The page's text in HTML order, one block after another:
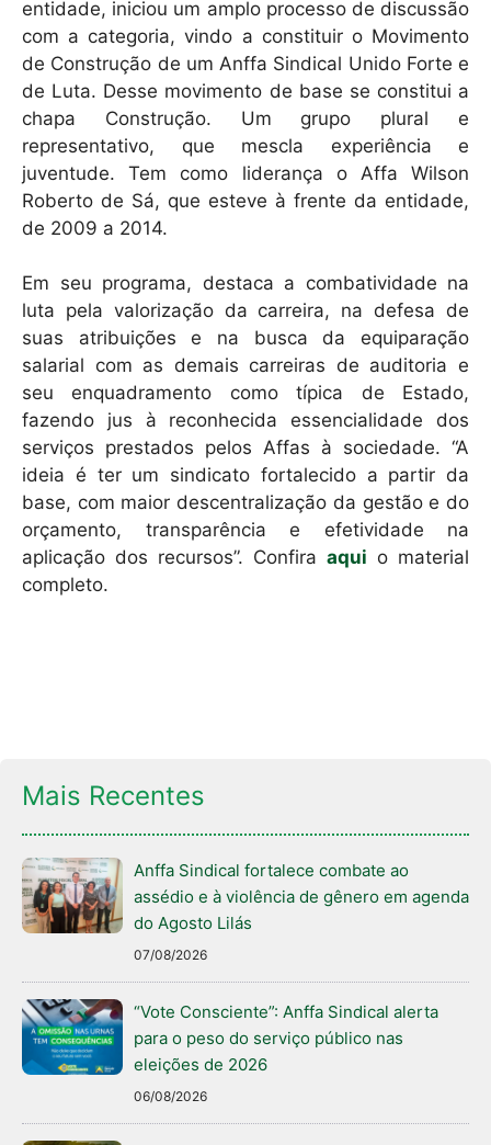
entidade, iniciou um amplo processo de discussão
com a categoria, vindo a constituir o Movimento
de Construção de um Anffa Sindical Unido Forte e
de Luta. Desse movimento de base se constitui a
chapa Construção. Um grupo plural e
representativo, que mescla experiência e
juventude. Tem como liderança o Affa Wilson
Roberto de Sá, que esteve à frente da entidade,
de 2009 a 2014.
Em seu programa, destaca a combatividade na
luta pela valorização da carreira, na defesa de
suas atribuições e na busca da equiparação
salarial com as demais carreiras de auditoria e
seu enquadramento como típica de Estado,
fazendo jus à reconhecida essencialidade dos
serviços prestados pelos Affas à sociedade. “A
ideia é ter um sindicato fortalecido a partir da
base, com maior descentralização da gestão e do
orçamento, transparência e efetividade na
aplicação dos recursos”. Confira aqui o material
completo.
Mais Recentes
Anffa Sindical fortalece combate ao
assédio e à violência de gênero em agenda
do Agosto Lilás
07/08/2026
“Vote Consciente”: Anffa Sindical alerta
para o peso do serviço público nas
eleições de 2026
06/08/2026